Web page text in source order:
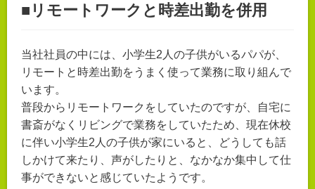
■リモートワークと時差出勤を併用
当社社員の中には、小学生2人の子供がいるパパが、
リモートと時差出勤をうまく使って業務に取り組んで
います。
普段からリモートワークをしていたのですが、自宅に
書斎がなくリビングで業務をしていたため、現在休校
に伴い小学生2人の子供が家にいると、どうしても話
しかけて来たり、声がしたりと、なかなか集中して仕
事ができないと感じていたようです。